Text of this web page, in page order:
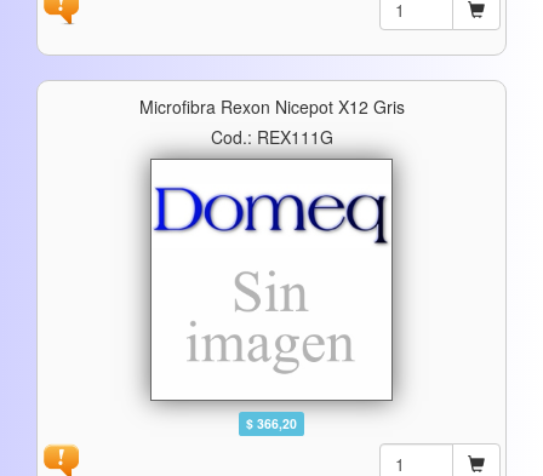
Microfibra Rexon Nicepot X12 Gris
Cod.: REX111G
$ 366,20